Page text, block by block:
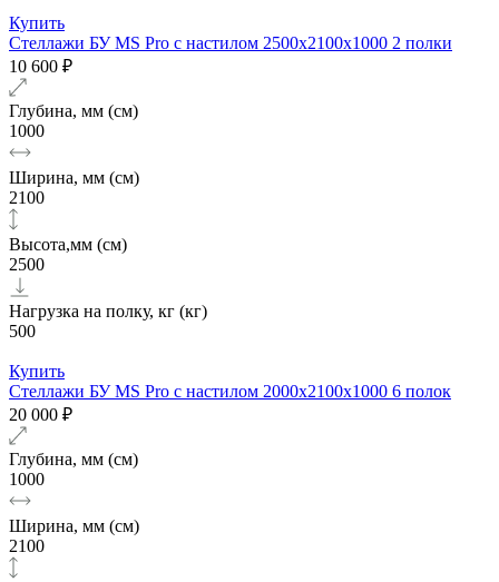
Купить
Стеллажи БУ MS Pro с настилом 2500x2100x1000 2 полки
10 600 ₽
Глубина, мм (см)
1000
Ширина, мм (см)
2100
Высота,мм (см)
2500
Нагрузка на полку, кг (кг)
500
Купить
Стеллажи БУ MS Pro с настилом 2000x2100x1000 6 полок
20 000 ₽
Глубина, мм (см)
1000
Ширина, мм (см)
2100